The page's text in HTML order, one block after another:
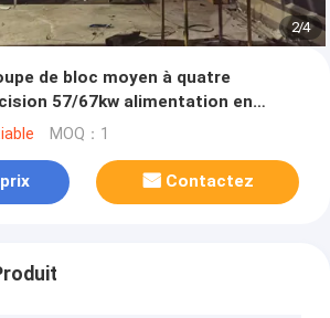
2/4
de bloc moyen à quatre
57/67kw alimentation en
MOQ：1
Contactez